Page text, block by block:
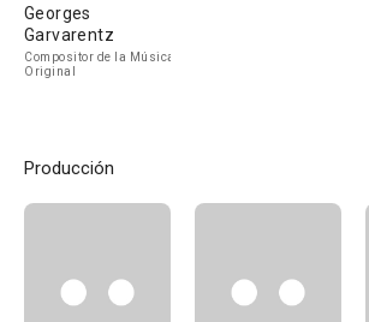
Georges
Garvarentz
Compositor de la Música
Original
Producción